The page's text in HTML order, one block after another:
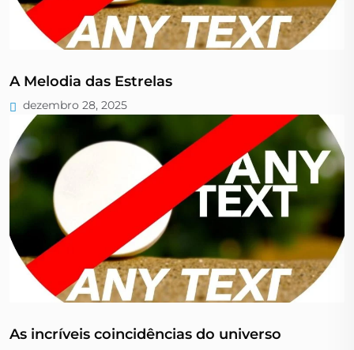
A Melodia das Estrelas
dezembro 28, 2025
As incríveis coincidências do universo